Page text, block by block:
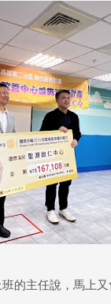
的主任說，馬上又